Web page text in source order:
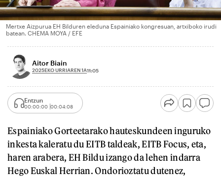
Mertxe Aizpurua EH Bilduren eleduna Espainiako kongresuan, artxiboko irudi
batean. CHEMA MOYA / EFE
Aitor Biain
2025EKO URRIAREN 1A11:05
Entzun
00:00:00 00:04:08
Espainiako Gorteetarako hauteskundeen inguruko
inkesta kaleratu du EITB taldeak, EITB Focus, eta,
haren arabera, EH Bildu izango da lehen indarra
Hego Euskal Herrian. Ondorioztatu dutenez,